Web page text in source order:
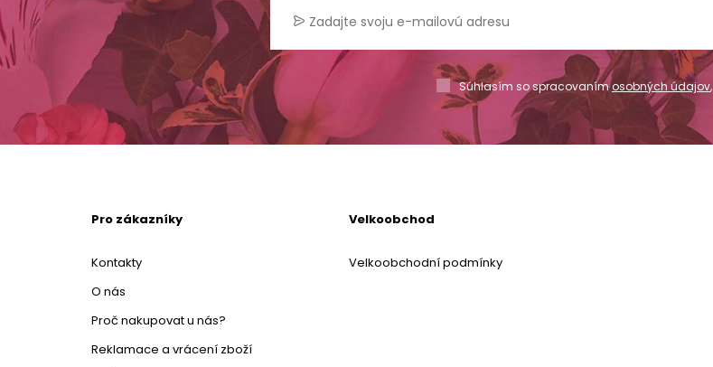
Súhlasím so spracovanímosobných údajov,
Pro zákazníky
Kontakty
O nás
Proč nakupovat u nás?
Reklamace a vrácení zboží
Velkoobchod
Velkoobchodní podmínky